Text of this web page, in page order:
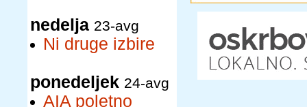
nedelja 23-avg
Ni druge izbire
ponedeljek 24-avg
AIA poletno